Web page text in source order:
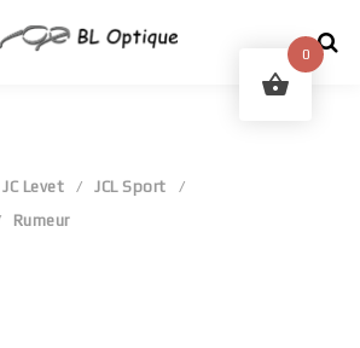
JC Levet
JCL Sport
Rumeur
0